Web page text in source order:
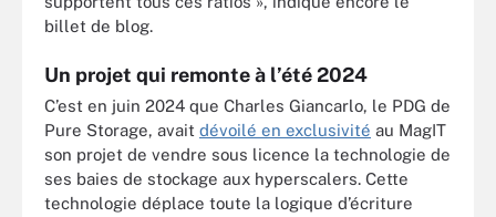
billet de blog.
Un projet qui remonte à l’été 2024
C’est en juin 2024 que Charles Giancarlo, le PDG de
Pure Storage, avait dévoilé en exclusivité au MagIT
son projet de vendre sous licence la technologie de
ses baies de stockage aux hyperscalers. Cette
technologie déplace toute la logique d’écriture